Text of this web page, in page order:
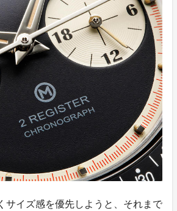
イズ感を優先しようと、それまで